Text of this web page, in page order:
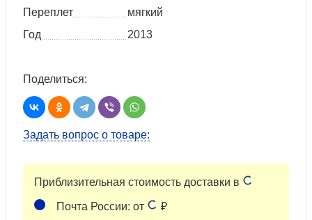
Переплет
мягкий
Год
2013
Поделиться:
Задать вопрос о товаре:
Приблизительная стоимость доставки в
Почта России: от ₽